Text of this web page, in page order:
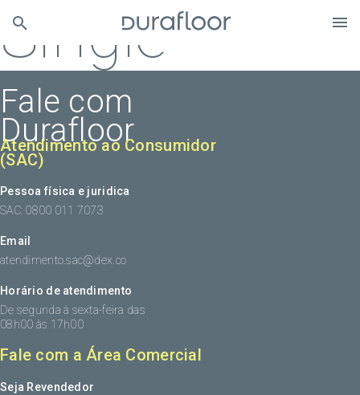
Single
Fale com
Durafloor
Atendimento ao Consumidor
(SAC)
Pessoa física e juridica
SAC: 0800 011 7073
Email
atendimento.sac@dex.co
Horário de atendimento
De segunda à sexta-feira das
08h00 às 17h00
Fale com a Área Comercial
Seja Revendedor